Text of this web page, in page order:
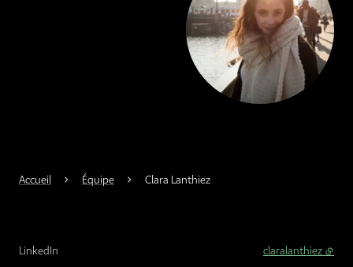
Accueil Équipe Clara Lanthiez
LinkedIn claralanthiez